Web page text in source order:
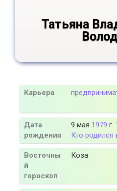
Татьяна
Карьера
Дата
рождения
9 мая 1979 г.
Кто родился
Восточны
й
гороскоп
Коза